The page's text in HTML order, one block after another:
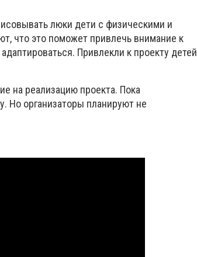
люки дети с физическими и
что это поможет привлечь внимание к
Привлекли к проекту детей
на реализацию проекта. Пока
Но организаторы планируют не